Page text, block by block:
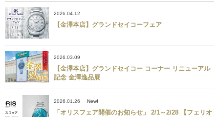
2026.04.12
【金澤本店】グランドセイコーフェア
2026.03.09
【金澤本店】グランドセイコー コーナー リニューアル
記念 金澤逸品展
2026.01.26 New!
「オリスフェア開催のお知らせ」 2/1～2/28 【フェリオ